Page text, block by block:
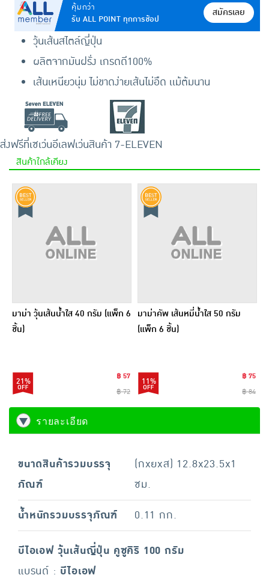
คุ้มกว่า
รับ ALL POINT ทุกการช้อป
สมัครเลย
วุ้นเส้นสไตล์ญี่ปุ่น
ผลิตจากมันฝรั่ง เกรดดี100%
เส้นเหนียวนุ่ม ไม่ขาดง่ายเส้นไม่อืด เเม้ต้มนาน
ส่งฟรีที่เซเว่นอีเลฟเว่นสินค้า 7-ELEVEN
สินค้าใกล้เคียง
มาม่า วุ้นเส้นน้ำใส 40 กรัม (แพ็ก 6
ชิ้น)
21%
฿ 57
฿ 72
มาม่าคัพ เส้นหมี่น้ำใส 50 กรัม
(แพ็ก 6 ชิ้น)
11%
฿ 75
฿ 84
รายละเอียด
ขนาดสินค้ารวมบรรจุ
ภัณฑ์
(กxยxส) 12.8x23.5x1
ซม.
น้ำหนักรวมบรรจุภัณฑ์
0.11 กก.
บีไอเอฟ วุ้นเส้นญี่ปุ่น คูซูคิริ 100 กรัม
แบรนด์ : บีไอเอฟ